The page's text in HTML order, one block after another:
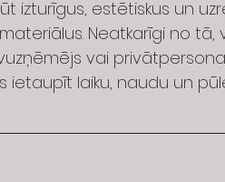
izturīgus, estētiskus un
Neatkarīgi no tā,
vai
ietaupīt laiku, naudu un